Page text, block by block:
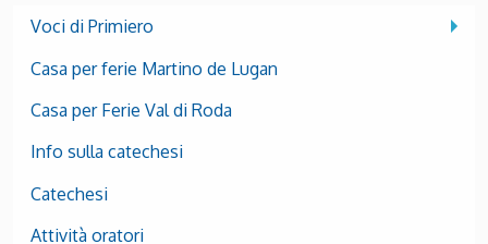
Voci di Primiero
Casa per ferie Martino de Lugan
Casa per Ferie Val di Roda
Info sulla catechesi
Catechesi
Attività oratori